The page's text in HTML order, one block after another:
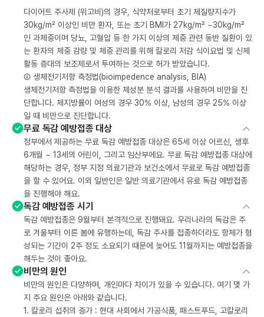
다이어트 주사제 (위고비)의 경우, 식약처로부터 초기 체질량지수가
30kg/m² 이상인 비만 환자, 또는 초기 BMI가 27kg/m² ~30kg/m²
인 과체중이며 당뇨, 고혈압 등 한 가지 이상의 체중 관련 동반 질환이 있
는 환자의 체중 감량 및 체중 관리를 위해 칼로리 저감 식이요법 및 신체
활동 증대의 보조제로서 투여하는 것으로 허가 받았습니다.
② 생체전기저항 측정법(bioimpedence analysis, BIA)
생체전기저항 측정법을 이용한 체성분 분석 결과를 사용하여 비만을 진
단합니다. 체지방률이 여성의 경우 30% 이상, 남성의 경우 25% 이상
일 때 비만으로 진단합니다.
무료 독감 예방접종 대상
정부에서 제공하는 무료 독감 예방접종 대상은 65세 이상 어르신, 생후
6개월 ~ 13세의 어린이, 그리고 임산부에요. 무료 독감 예방접종 대상에
해당하는 경우, 정부 지정 의료기관과 보건소에서 무료로 독감 예방접종
을 할 수 있어요. 이외 일반인은 일반 의료기관에서 유료 독감 예방접종
을 진행해야 해요.
독감 예방접종 시기
독감 예방접종은 9월부터 본격적으로 진행돼요. 우리나라의 독감은 주
로 겨울부터 이른 봄에 유행하는데, 독감 주사를 접종하더라도 항체가 형
성되는 기간이 2주 정도 소요되기 때문에 늦어도 11월까지는 예방접종을
해두는 것이 좋아요.
비만의 원인
비만의 원인은 다양하며, 개인마다 차이가 있을 수 있습니다. 여기 몇 가
지 주요 원인은 아래와 같습니다.
1. 칼로리 섭취의 증가 : 현대 사회에서 가공식품, 패스트푸드, 고칼로리